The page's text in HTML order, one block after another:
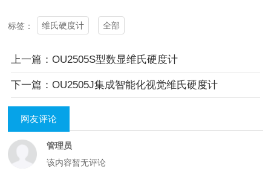
标签： 维氏硬度计 全部
上一篇：OU2505S型数显维氏硬度计
下一篇：OU2505J集成智能化视觉维氏硬度计
网友评论
管理员
该内容暂无评论